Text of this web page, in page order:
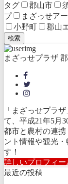
タグ 郡山市
プ
まざっせア
小野町
郡山
検索
まざっせプラザ
「まざっせプラ
て、平成21年5月
都市と農村の連
ント情報や観光
す！
詳しいプロフィー
最近の投稿